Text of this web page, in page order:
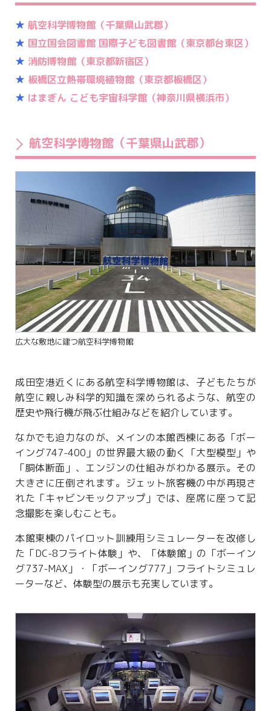
★ 航空科学博物館（千葉県山武郡）
★ 国立国会図書館 国際子ども図書館（東京都台東区）
★ 消防博物館（東京都新宿区）
★ 板橋区立熱帯環境植物館（東京都板橋区）
★ はまぎん こども宇宙科学館（神奈川県横浜市）
航空科学博物館（千葉県山武郡）
広大な敷地に建つ航空科学博物館
成田空港近くにある航空科学博物館は、子どもたちが
航空に親しみ科学的知識を深められるような、航空の
歴史や飛行機が飛ぶ仕組みなどを紹介しています。
なかでも迫力なのが、メインの本館西棟にある「ボー
イング747-400」の世界最大級の動く「大型模型」や
「胴体断面」、エンジンの仕組みがわかる展示。その
大きさに圧倒されます。ジェット旅客機の中が再現さ
れた「キャビンモックアップ」では、座席に座って記
念撮影を楽しむことも。
本館東棟のパイロット訓練用シミュレーターを改修し
た「DC-8フライト体験」や、「体験館」の「ボーイン
グ737-MAX」・「ボーイング777」フライトシミュレ
ーターなど、体験型の展示も充実しています。